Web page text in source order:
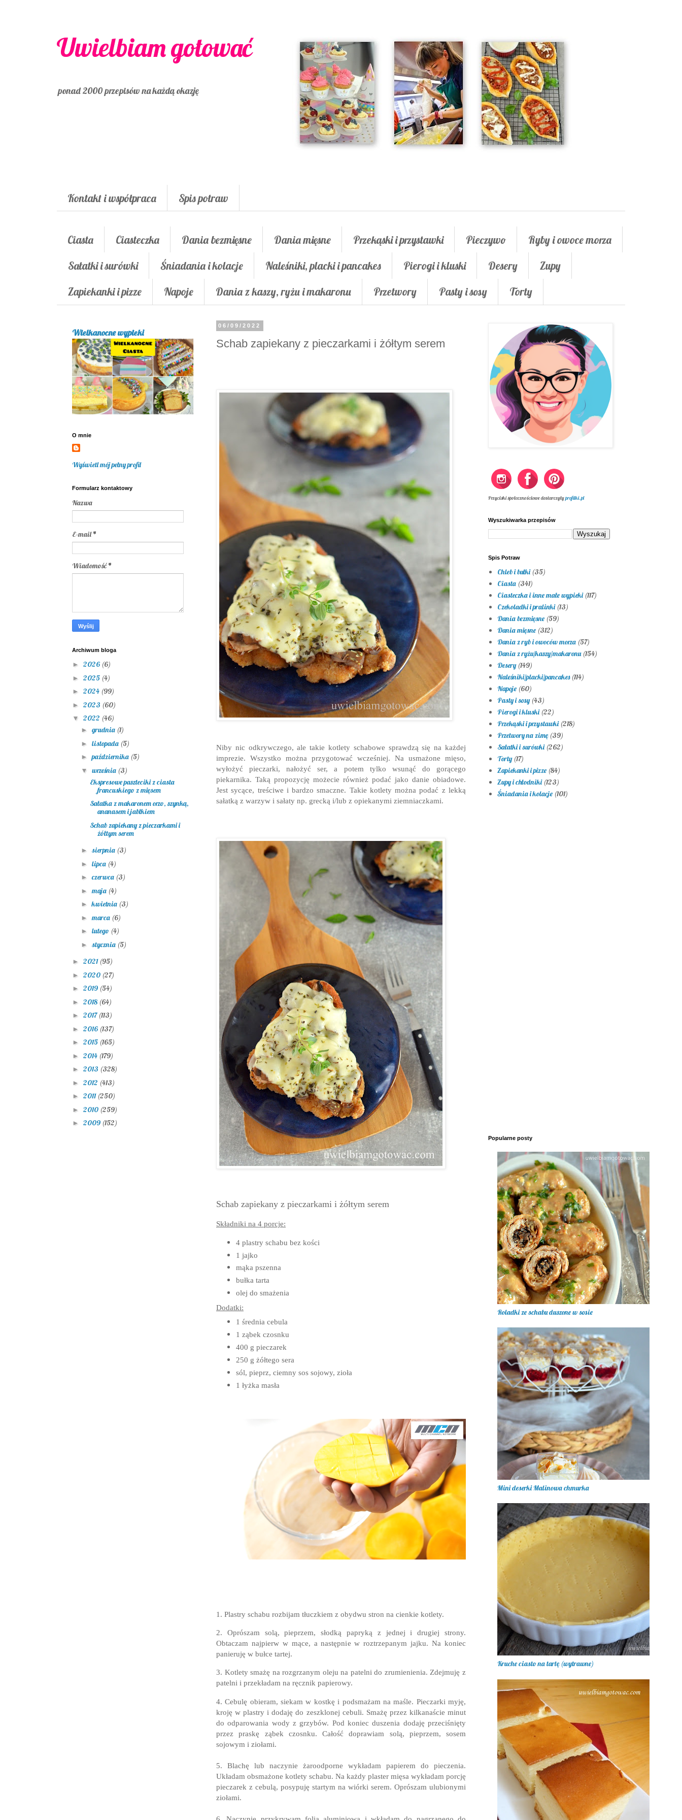
Uwielbiam gotować
ponad 2000 przepisów na każdą okazję
Kontakt i współpraca Spis potraw
Ciasta Ciasteczka Dania bezmięsne Dania mięsne Przekąski i przystawki Pieczywo
Ryby i owoce morza
Sałatki i surówki
Śniadania i kolacje Naleśniki, placki i pancakes Pierogi i kluski Desery
Zupy
Zapiekanki i pizze
Napoje Dania z kaszy, ryżu i makaronu Przetwory Pasty i sosy Torty
06/09/2022
Schab zapiekany z pieczarkami i żółtym serem
Niby nic odkrywczego, ale takie kotlety schabowe sprawdzą się na każdej
imprezie. Wszystko można przygotować wcześniej. Na usmażone mięso,
wyłożyć pieczarki, nałożyć ser, a potem tylko wsunąć do gorącego
piekarnika. Taką propozycję możecie również podać jako danie obiadowe.
Jest sycące, treściwe i bardzo smaczne. Takie kotlety można podać z lekką
sałatką z warzyw i sałaty np. grecką i/lub z opiekanymi ziemniaczkami.
Schab zapiekany z pieczarkami i żółtym serem
Składniki na 4 porcje:
4 plastry schabu bez kości
1 jajko
mąka pszenna
bułka tarta
olej do smażenia
Dodatki:
1 średnia cebula
1 ząbek czosnku
400 g pieczarek
250 g żółtego sera
sól, pieprz, ciemny sos sojowy, zioła
1 łyżka masła
1. Plastry schabu rozbijam tłuczkiem z obydwu stron na cienkie kotlety.
2. Oprószam solą, pieprzem, słodką papryką z jednej i drugiej strony.
Obtaczam najpierw w mące, a następnie w roztrzepanym jajku. Na koniec
panieruję w bułce tartej.
3. Kotlety smażę na rozgrzanym oleju na patelni do zrumienienia. Zdejmuję z
patelni i przekładam na ręcznik papierowy.
4. Cebulę obieram, siekam w kostkę i podsmażam na maśle. Pieczarki myję,
kroję w plastry i dodaję do zeszklonej cebuli. Smażę przez kilkanaście minut
do odparowania wody z grzybów. Pod koniec duszenia dodaję przeciśnięty
przez praskę ząbek czosnku. Całość doprawiam solą, pieprzem, sosem
sojowym i ziołami.
5. Blachę lub naczynie żaroodporne wykładam papierem do pieczenia.
Układam obsmażone kotlety schabu. Na każdy plaster mięsa wykładam porcję
pieczarek z cebulą, posypuję startym na wiórki serem. Oprószam ulubionymi
ziołami.
Wielkanocne wypieki
O mnie
Wyświetl mój pełny profil
Formularz kontaktowy
Nazwa
E-mail*
Wiadomość*
Archiwum bloga
► 2026 (6)
► 2025 (4)
► 2024 (99)
► 2023 (60)
▼ 2022 (46)
► grudnia (1)
► listopada (5)
►października (5)
▼ września (3)
Ekspresowe paszteciki z ciasta
francuskiego z mięsem
Sałatka z makaronem orzo, szynką,
ananasem i jabłkiem
Schab zapiekany z pieczarkami i
żółtym serem
► sierpnia (3)
► lipca (4)
►czerwca (3)
► maja (4)
►kwietnia (3)
► marca (6)
► lutego (4)
► stycznia (5)
► 2021 (95)
► 2020 (27)
► 2019 (54)
► 2018 (64)
► 2017(113)
► 2016 (137)
► 2015 (165)
► 2014 (179)
► 2013 (328)
► 2012 (413)
► 2011 (250)
► 2010 (259)
► 2009 (152)
Przyciski społecznościowe dostarczyłyprofilki.pl
Wyszukiwarka przepisów
Spis Potraw
Chleb i bułki (35)
Ciasta (341)
Ciasteczka i inne małe wypieki (117)
Czekoladki i pralinki (13)
Dania bezmięsne (59)
Dania mięsne (312)
Dania z ryb i owoców morza (57)
Dania z ryżu/kaszy/makaronu (154)
Desery (149)
Naleśniki/placki/pancakes (114)
Napoje (60)
Pasty i sosy (43)
Pierogi i kluski (22)
Przekąski i przystawki (218)
Przetwory na zimę (39)
Sałatki i surówki (262)
Torty (17)
Zapiekanki i pizze (84)
Zupy i chłodniki (123)
Śniadania i kolacje (101)
Popularne posty
Roladki ze schabu duszone w sosie
Mini deserki Malinowa chmurka
Kruche ciasto na tartę (wytrawne)